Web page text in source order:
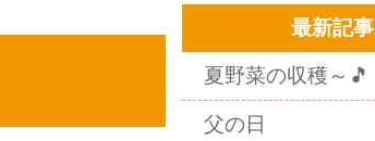
最新記事
夏野菜の収穫～🎵
父の日